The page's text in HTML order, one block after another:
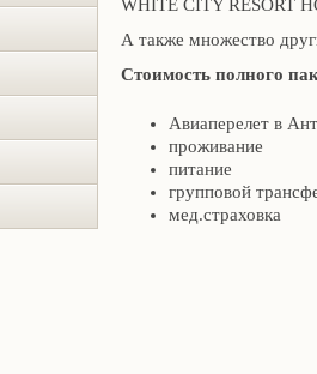
WHITE CITY RESORT
А также множество
Стоимость полного
Авиаперелет в
проживание
питание
групповой
мед.страховка